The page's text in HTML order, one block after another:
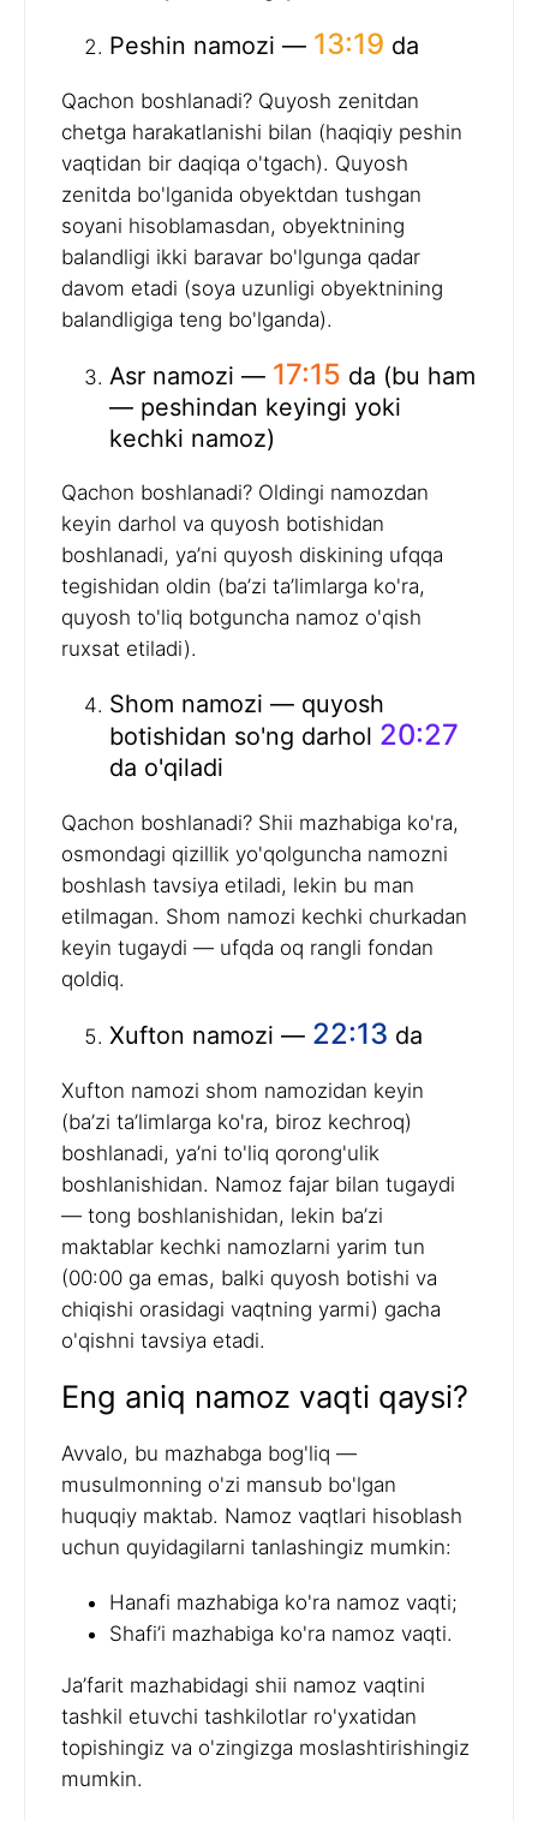
Peshin namozi — 13:19 da
Qachon boshlanadi? Quyosh zenitdan
chetga harakatlanishi bilan (haqiqiy peshin
vaqtidan bir daqiqa o'tgach). Quyosh
zenitda bo'lganida obyektdan tushgan
soyani hisoblamasdan, obyektnining
balandligi ikki baravar bo'lgunga qadar
davom etadi (soya uzunligi obyektnining
balandligiga teng bo'lganda).
Asr namozi — 17:15 da (bu ham
— peshindan keyingi yoki
kechki namoz)
Qachon boshlanadi? Oldingi namozdan
keyin darhol va quyosh botishidan
boshlanadi, ya’ni quyosh diskining ufqqa
tegishidan oldin (ba’zi ta’limlarga ko'ra,
quyosh to'liq botguncha namoz o'qish
ruxsat etiladi).
Shom namozi — quyosh
botishidan so'ng darhol 20:27
da o'qiladi
Qachon boshlanadi? Shii mazhabiga ko'ra,
osmondagi qizillik yo'qolguncha namozni
boshlash tavsiya etiladi, lekin bu man
etilmagan. Shom namozi kechki churkadan
keyin tugaydi — ufqda oq rangli fondan
qoldiq.
Xufton namozi — 22:13 da
Xufton namozi shom namozidan keyin
(ba’zi ta’limlarga ko'ra, biroz kechroq)
boshlanadi, ya’ni to'liq qorong'ulik
boshlanishidan. Namoz fajar bilan tugaydi
— tong boshlanishidan, lekin ba’zi
maktablar kechki namozlarni yarim tun
(00:00 ga emas, balki quyosh botishi va
chiqishi orasidagi vaqtning yarmi) gacha
o'qishni tavsiya etadi.
Eng aniq namoz vaqti qaysi?
Avvalo, bu mazhabga bog'liq —
musulmonning o'zi mansub bo'lgan
huquqiy maktab. Namoz vaqtlari hisoblash
uchun quyidagilarni tanlashingiz mumkin:
Hanafi mazhabiga ko'ra namoz vaqti;
Shafi’i mazhabiga ko'ra namoz vaqti.
Ja’farit mazhabidagi shii namoz vaqtini
tashkil etuvchi tashkilotlar ro'yxatidan
topishingiz va o'zingizga moslashtirishingiz
mumkin.